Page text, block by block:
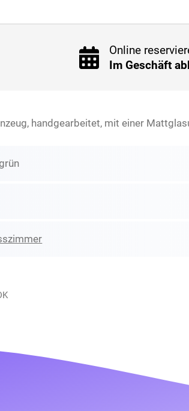
Online
Im Geschäft
handgearbeitet, mit einer